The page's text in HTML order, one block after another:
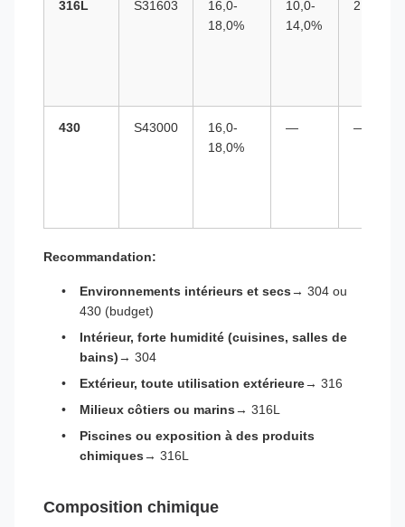
316L S31603
16,0-
18,0%
10,0-
14,0%
2,0-3,0%
430 S43000
16,0-
18,0%
— —
Recommandation:
Environnements intérieurs et secs→ 304 ou
430 (budget)
Intérieur, forte humidité (cuisines, salles de
bains)→ 304
Extérieur, toute utilisation extérieure→ 316
Milieux côtiers ou marins→ 316L
Piscines ou exposition à des produits
chimiques→ 316L
Composition chimique